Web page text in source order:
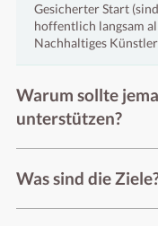
Gesicherter Start
hoffentlich langsam
Nachhaltiges
Warum sollte
unterstützen?
Was sind die